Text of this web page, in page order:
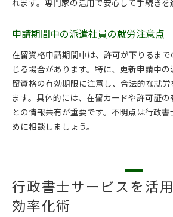
れます。専門家の活用で安心して手続きを
申請期間中の派遣社員の就労注意点
在留資格申請期間中は、許可が下りるま
じる場合があります。特に、更新申請中
留資格の有効期限に注意し、合法的な就
ます。具体的には、在留カードや許可証
との情報共有が重要です。不明点は行政
めに相談しましょう。
行政書士サービスを活
効率化術